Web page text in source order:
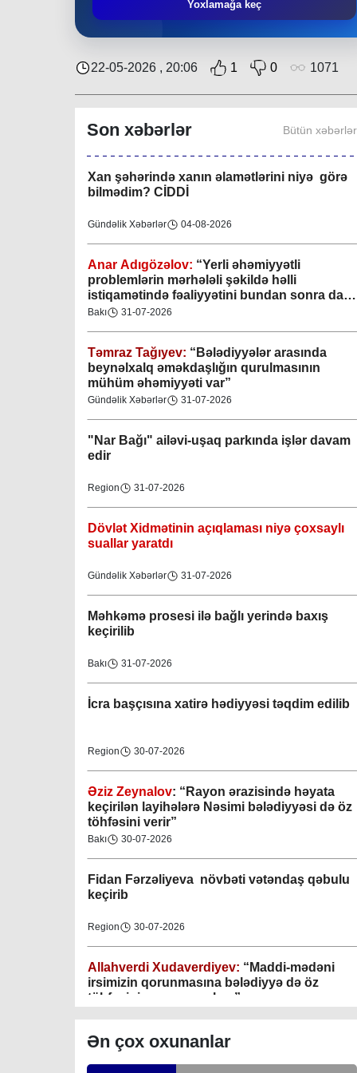
Yoxlamağa keç
22-05-2026 , 20:06 1 0 1071
Son xəbərlər Bütün xəbərlər
bundan sonra da sakinlərin sosial-rifah
Elmi-Praktik Məsələlər
Xan şəhərində xanın əlamətlərini niyə görə
bilmədim? CİDDİ
Gündəlik Xəbərlər 04-08-2026
Anar Adıgözəlov: “Yerli əhəmiyyətli
problemlərin mərhələli şəkildə həlli
istiqamətində fəaliyyətini bundan sonra da
davam etdirəcəkdir
Bakı 31-07-2026
Təmraz Tağıyev: “Bələdiyyələr arasında
beynəlxalq əməkdaşlığın qurulmasının
mühüm əhəmiyyəti var”
Gündəlik Xəbərlər 31-07-2026
"Nar Bağı" ailəvi-uşaq parkında işlər davam
edir
Region 31-07-2026
Dövlət Xidmətinin açıqlaması niyə çoxsaylı
suallar yaratdı
Gündəlik Xəbərlər 31-07-2026
Məhkəmə prosesi ilə bağlı yerində baxış
keçirilib
Bakı 31-07-2026
İcra başçısına xatirə hədiyyəsi təqdim edilib
Region 30-07-2026
Əziz Zeynalov: “Rayon ərazisində həyata
keçirilən layihələrə Nəsimi bələdiyyəsi də öz
töhfəsini verir”
Bakı 30-07-2026
Fidan Fərzəliyeva növbəti vətəndaş qəbulu
keçirib
Region 30-07-2026
Allahverdi Xudaverdiyev: “Maddi-mədəni
irsimizin qorunmasına bələdiyyə də öz
töhfəsini verməyə çalışır”
Tahir Məmmədovun sakinlərlə növbəti
səyyar görüşü keçirilib
Ən çox oxunanlar
Gəncə şəhəri Nizami bələdiyyəsi
08-04-2023
M.Ə.Rəsuzladə bələdiyyəsi
07-04-2023
Xətai bələdiyyəsi
Mingəçevir bələdiyyəsi
Nəsimi bələdiyyəsi